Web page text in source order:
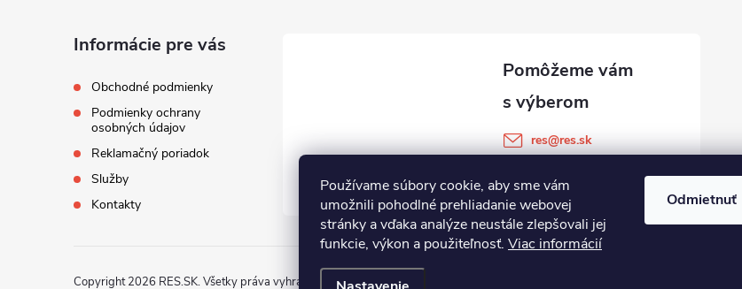
Používame súbory cookie, aby sme vám
umožnili pohodlné prehliadanie webovej
stránky a vďaka analýze neustále zlepšovali jej
funkcie, výkon a použiteľnosť. Viac informácií
Odmietnuť
Informácie pre vás
Obchodné podmienky
Podmienky ochrany
osobných údajov
Reklamačný poriadok
Služby
Kontakty
res@res.sk
Copyright 2026 RES.SK. Všetky práva vyhradené.